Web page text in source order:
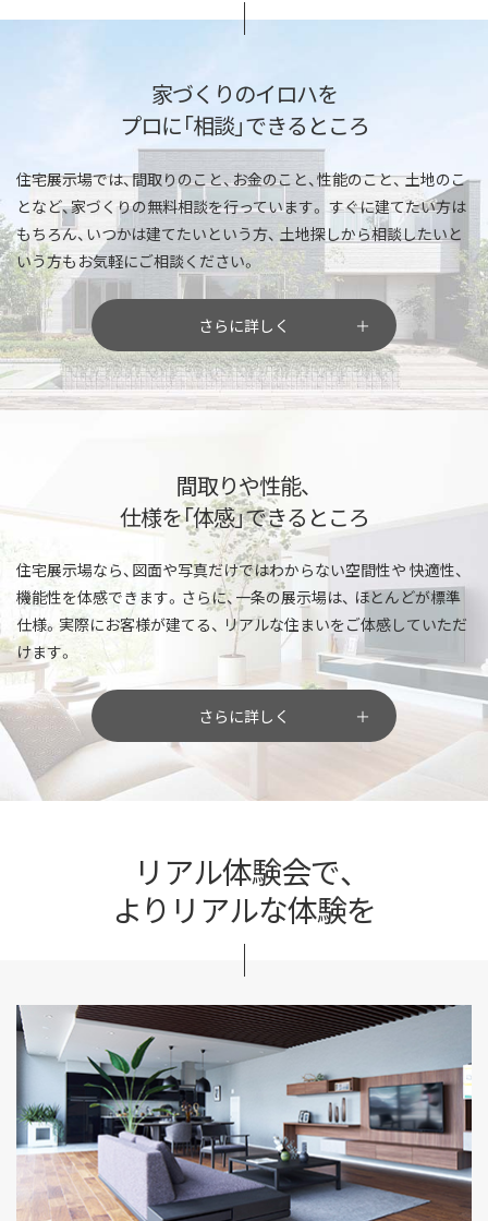
家づくりのイロハを
プロに「相談」できるところ
住宅展示場では、間取りのこと、お金のこと、性能のこと、土地のこ
となど、家づくりの無料相談を行っています。 すぐに建てたい方は
もちろん、いつかは建てたいという方、 土地探しから相談したいと
いう方もお気軽にご相談ください。
さらに詳しく
間取りや性能、
仕様を「体感」できるところ
住宅展示場なら、図面や写真だけではわからない空間性や 快適性、
機能性を体感できます。さらに、一条の展示場は、 ほとんどが標準
仕様。実際にお客様が建てる、 リアルな住まいをご体感していただ
けます。
さらに詳しく
リアル体験会で、
よりリアルな体験を